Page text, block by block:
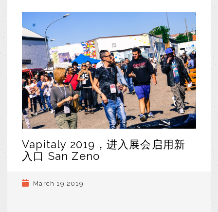
Vapitaly 2019，进入展会启用新
入口 San Zeno
March 19 2019